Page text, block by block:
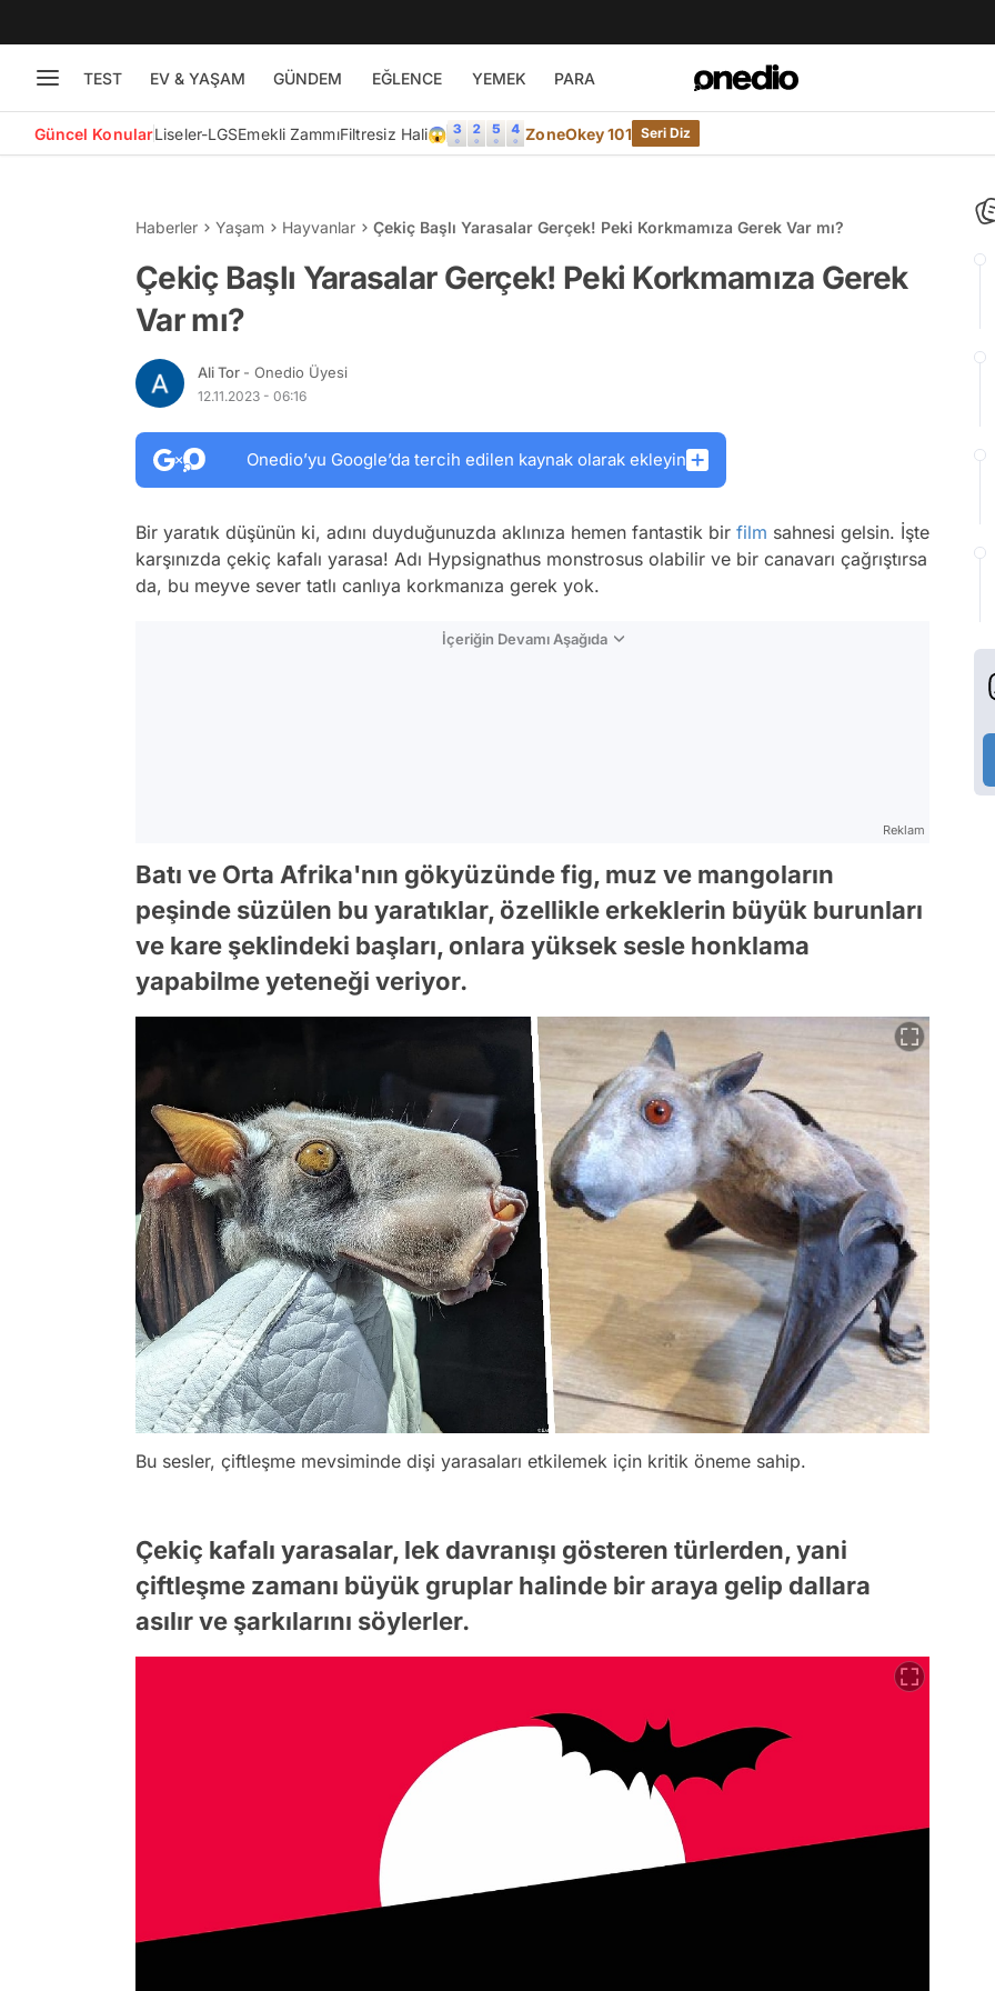
TEST EV & YAŞAM GÜNDEM EĞLENCE YEMEK PARA
Güncel KonularLiseler-LGSEmekli ZammıFiltresiz Hali😱 ZoneOkey 101 Seri Diz
Haberler Yaşam Hayvanlar Çekiç Başlı Yarasalar Gerçek! Peki Korkmamıza Gerek Var mı?
Çekiç Başlı Yarasalar Gerçek! Peki Korkmamıza Gerek
Var mı?
Ali Tor - Onedio Üyesi
12.11.2023 - 06:16
Onedio’yu Google’da tercih edilen kaynak olarak ekleyin
Bir yaratık düşünün ki, adını duyduğunuzda aklınıza hemen fantastik bir film sahnesi gelsin. İşte
karşınızda çekiç kafalı yarasa! Adı Hypsignathus monstrosus olabilir ve bir canavarı çağrıştırsa
da, bu meyve sever tatlı canlıya korkmanıza gerek yok.
İçeriğin Devamı Aşağıda
Reklam
Batı ve Orta Afrika'nın gökyüzünde fig, muz ve mangoların
peşinde süzülen bu yaratıklar, özellikle erkeklerin büyük burunları
ve kare şeklindeki başları, onlara yüksek sesle honklama
yapabilme yeteneği veriyor.
Bu sesler, çiftleşme mevsiminde dişi yarasaları etkilemek için kritik öneme sahip.
Çekiç kafalı yarasalar, lek davranışı gösteren türlerden, yani
çiftleşme zamanı büyük gruplar halinde bir araya gelip dallara
asılır ve şarkılarını söylerler.